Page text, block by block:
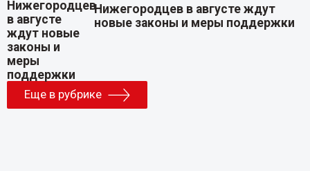
Нижегородцев в августе ждут
новые законы и меры поддержки
Еще в рубрике